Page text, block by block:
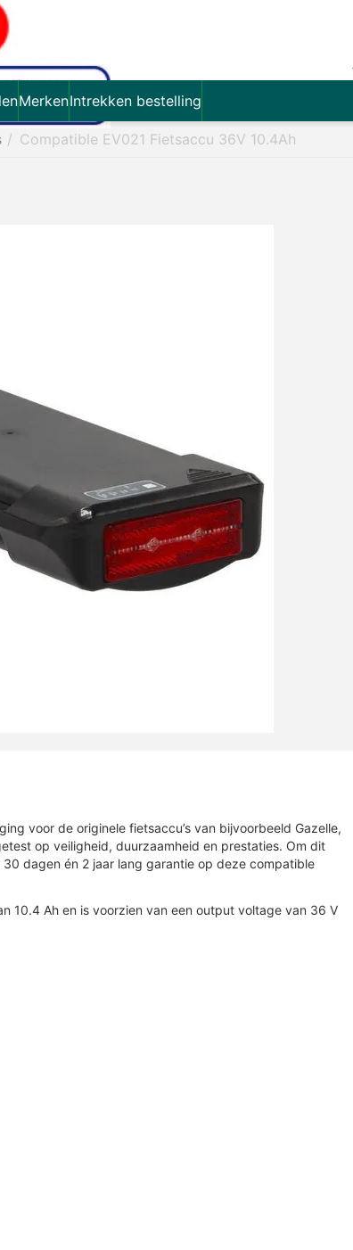
MerkenIntrekken bestelling
/ Compatible EV021 Fietsaccu 36V 10.4Ah
voor de originele fietsaccu’s van bijvoorbeeld Gazelle,
op veiligheid, duurzaamheid en prestaties. Om dit
dagen én 2 jaar lang garantie op deze compatible
10.4 Ah en is voorzien van een output voltage van 36 V